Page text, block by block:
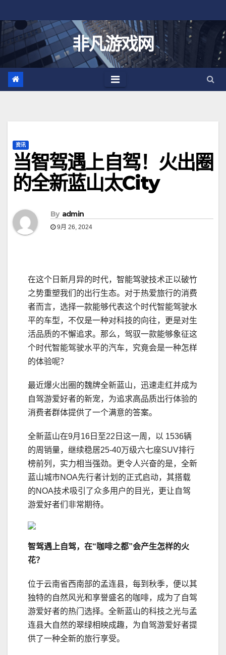
至
非凡游戏网
资讯
当智驾遇上自驾！火出圈
的全新蓝山太City
By admin
9月 26, 2024
在这个日新月异的时代，智能驾驶技术正以破竹
之势重塑我们的出行生态。对于热爱旅行的消费
者而言，选择一款能够代表这个时代智能驾驶水
平的车型，不仅是一种对科技的向往，更是对生
活品质的不懈追求。那么，驾驭一款能够象征这
个时代智能驾驶水平的汽车，究竟会是一种怎样
的体验呢？
最近爆火出圈的魏牌全新蓝山，迅速走红并成为
自驾游爱好者的新宠，为追求高品质出行体验的
消费者群体提供了一个满意的答案。
全新蓝山在9月16日至22日这一周，以 1536辆
的周销量，继续稳居25-40万级六七座SUV排行
榜前列，实力相当强劲。更令人兴奋的是，全新
蓝山城市NOA先行者计划的正式启动，其搭载
的NOA技术吸引了众多用户的目光，更让自驾
游爱好者们非常期待。
智驾遇上 自驾， 在“咖啡之都”会产生怎样的火
花？
位于云南省西南部的孟连县，每到秋季，便以其
独特的自然风光和享誉盛名的咖啡，成为了自驾
游爱好者的热门选择。全新蓝山的科技之光与孟
连县大自然的翠绿相映成趣，为自驾游爱好者提
供了一种全新的旅行享受。